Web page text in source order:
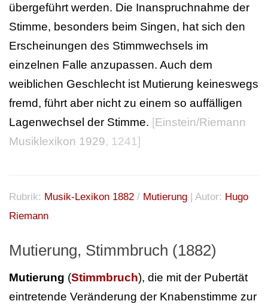
übergeführt werden. Die Inanspruchnahme der
Stimme, besonders beim Singen, hat sich den
Erscheinungen des Stimmwechsels im
einzelnen Falle anzupassen. Auch dem
weiblichen Geschlecht ist Mutierung keineswegs
fremd, führt aber nicht zu einem so auffälligen
Lagenwechsel der Stimme. [Einstein/Riemann
Musiklexikon 1929, 1241]
Rubrik: Musik-Lexikon 1882 / Mutierung | Autor: Hugo
Riemann
Mutierung, Stimmbruch (1882)
Mutierung (Stimmbruch), die mit der Pubertät
eintretende Veränderung der Knabenstimme zur